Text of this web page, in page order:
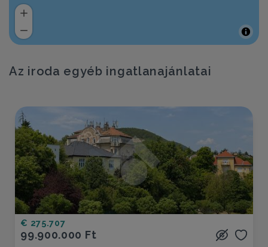
Az iroda egyéb ingatlanajánlatai
€ 275.707
99.900.000 Ft